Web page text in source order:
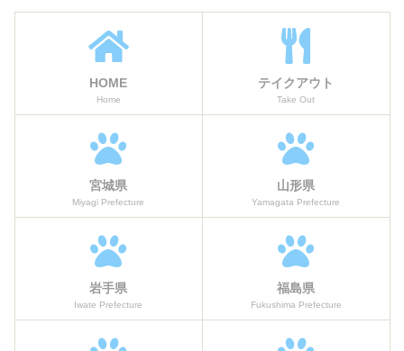
HOME
Home
テイクアウト
Take Out
宮城県
Miyagi Prefecture
山形県
Yamagata Prefecture
岩手県
Iwate Prefecture
福島県
Fukushima Prefecture